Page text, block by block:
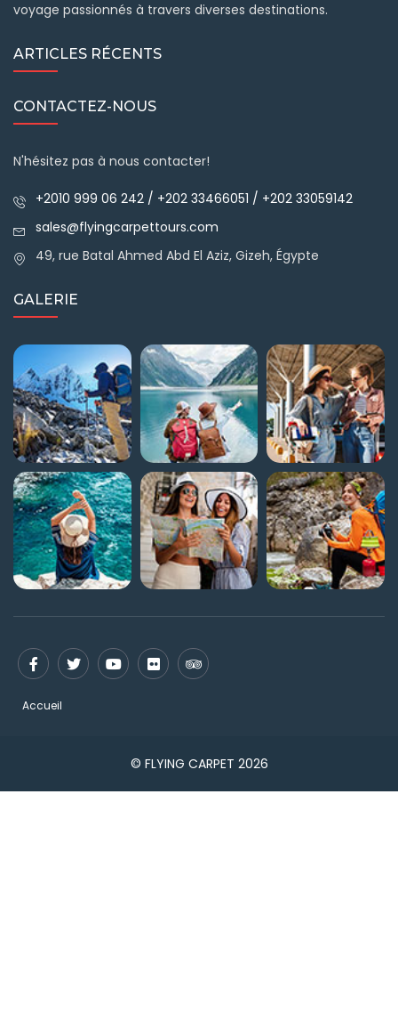
voyage passionnés à travers diverses destinations.
ARTICLES RÉCENTS
CONTACTEZ-NOUS
N'hésitez pas à nous contacter!
+2010 999 06 242 / +202 33466051 / +202 33059142
sales@flyingcarpettours.com
49, rue Batal Ahmed Abd El Aziz, Gizeh, Égypte
GALERIE
Accueil
© FLYING CARPET 2026